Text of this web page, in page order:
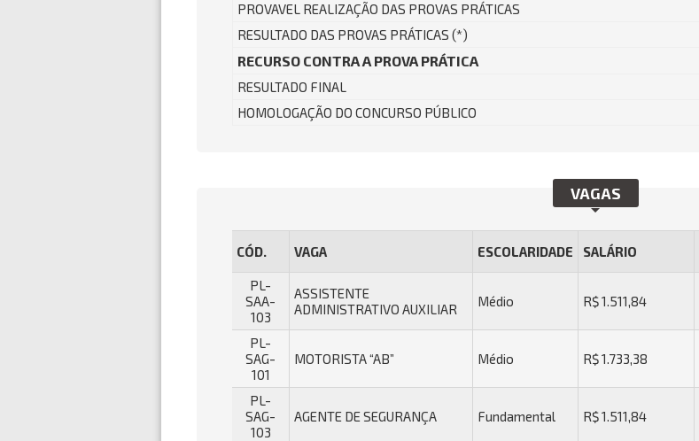
PROVAVEL REALIZAÇÃO DAS PROVAS PRÁTICAS
RESULTADO DAS PROVAS PRÁTICAS (*)
RECURSO CONTRA A PROVA PRÁTICA
RESULTADO FINAL
HOMOLOGAÇÃO DO CONCURSO PÚBLICO
VAGAS
CÓD. VAGA ESCOLARIDADE SALÁRIO
PL-
SAA-
103
ASSISTENTE
ADMINISTRATIVO AUXILIAR
Médio R$ 1.511,84
PL-
SAG-
101
MOTORISTA “AB” Médio R$ 1.733,38
PL-
SAG-
103
AGENTE DE SEGURANÇA Fundamental R$ 1.511,84